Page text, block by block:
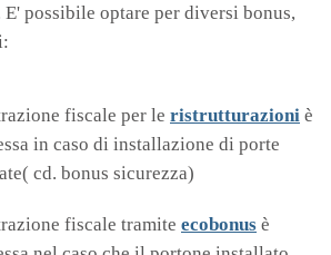
possibile optare per diversi bonus,
fiscale per le ristrutturazioni è
in caso di installazione di porte
cd. bonus sicurezza)
fiscale tramite ecobonus è